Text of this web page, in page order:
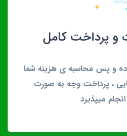
و پرداخت کامل
و پس محاسبه ی هزینه شما
، پرداخت وجه به صورت
میپذیرد